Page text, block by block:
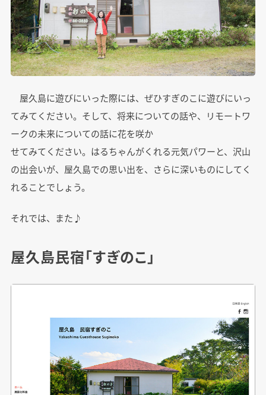
屋久島に遊びにいった際には、ぜひすぎのこに遊びにいっ
てみてください。そして、将来についての話や、リモートワ
ークの未来についての話に花を咲か
せてみてください。はるちゃんがくれる元気パワーと、沢山
の出会いが、屋久島での思い出を、さらに深いものにしてく
れることでしょう。
それでは、また♪
屋久島民宿「すぎのこ」